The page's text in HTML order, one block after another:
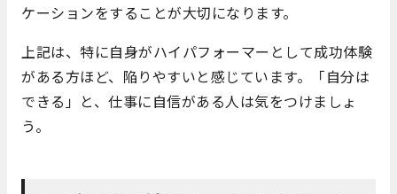
ケーションをすることが大切になります。
上記は、特に自身がハイパフォーマーとして成功体験
がある方ほど、陥りやすいと感じています。「自分は
できる」と、仕事に自信がある人は気をつけましょ
う。